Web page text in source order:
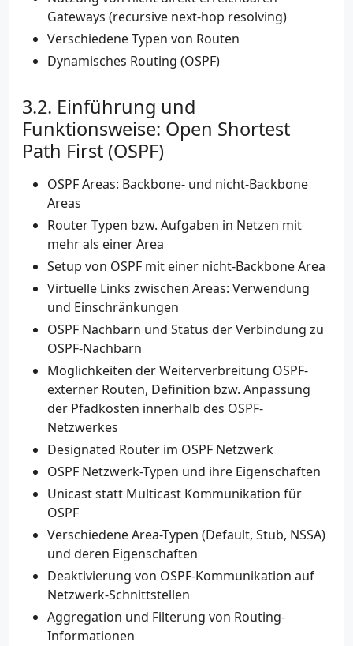
Gateways (recursive next-hop resolving)
Verschiedene Typen von Routen
Dynamisches Routing (OSPF)
Einführung und
Funktionsweise: Open Shortest
Path First (OSPF)
OSPF Areas: Backbone- und nicht-Backbone
Areas
Router Typen bzw. Aufgaben in Netzen mit
mehr als einer Area
Setup von OSPF mit einer nicht-Backbone Area
Virtuelle Links zwischen Areas: Verwendung
und Einschränkungen
OSPF Nachbarn und Status der Verbindung zu
OSPF-Nachbarn
Möglichkeiten der Weiterverbreitung OSPF-
externer Routen, Definition bzw. Anpassung
der Pfadkosten innerhalb des OSPF-
Netzwerkes
Designated Router im OSPF Netzwerk
OSPF Netzwerk-Typen und ihre Eigenschaften
Unicast statt Multicast Kommunikation für
OSPF
Verschiedene Area-Typen (Default, Stub, NSSA)
und deren Eigenschaften
Deaktivierung von OSPF-Kommunikation auf
Netzwerk-Schnittstellen
Aggregation und Filterung von Routing-
Informationen